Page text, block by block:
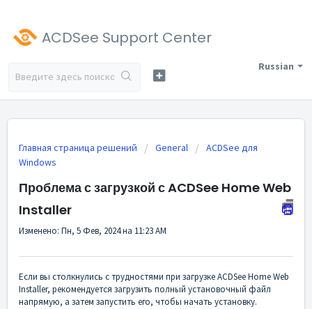
ACDSee Support Center
Russian
Главная страница решений General
ACDSee для
Windows
Проблема с загрузкой с ACDSee Home Web
Installer
Изменено: Пн, 5 Фев, 2024 на 11:23 AM
Если вы столкнулись с трудностями при загрузке ACDSee Home Web
Installer, рекомендуется загрузить полный установочный файл
напрямую, а затем запустить его, чтобы начать установку.